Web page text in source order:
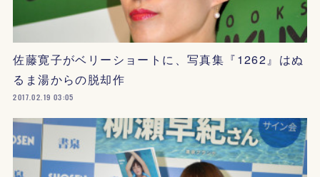
佐藤寛子がベリーショートに、写真集『1262』はぬ
るま湯からの脱却作
2017.02.19 03:05